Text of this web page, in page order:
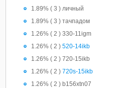
1.89% ( 3 ) личный
1.89% ( 3 ) тачпадом
1.26% ( 2 ) 330-11igm
1.26% ( 2 ) 520-14ikb
1.26% ( 2 ) 720-15ikb
1.26% ( 2 ) 720s-15ikb
1.26% ( 2 ) b156xtn07